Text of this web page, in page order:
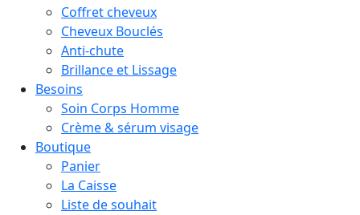
Coffret cheveux
Cheveux Bouclés
Anti-chute
Brillance et Lissage
Besoins
Soin Corps Homme
Crème & sérum visage
Boutique
Panier
La Caisse
Liste de souhait